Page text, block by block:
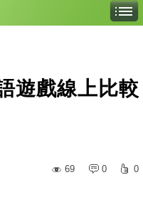
遊戲線上比較
69
0 0